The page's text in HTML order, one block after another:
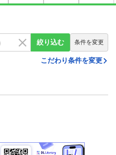
絞り込む 条件を変更
こだわり条件を変更